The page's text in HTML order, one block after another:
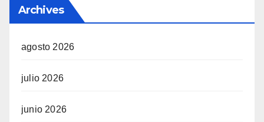
Archives
agosto 2026
julio 2026
junio 2026